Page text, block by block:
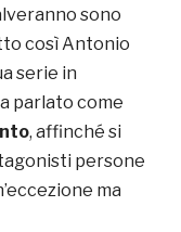
sono
così Antonio
serie in
parlato come
, affinché si
persone
ma